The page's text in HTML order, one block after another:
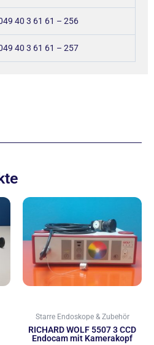
40 3 61 61 – 256
40 3 61 61 – 257
Aktueller
€.
Starre Endoskope & Zubehör
RICHARD WOLF 5507 3 CCD
Endocam mit Kamerakopf